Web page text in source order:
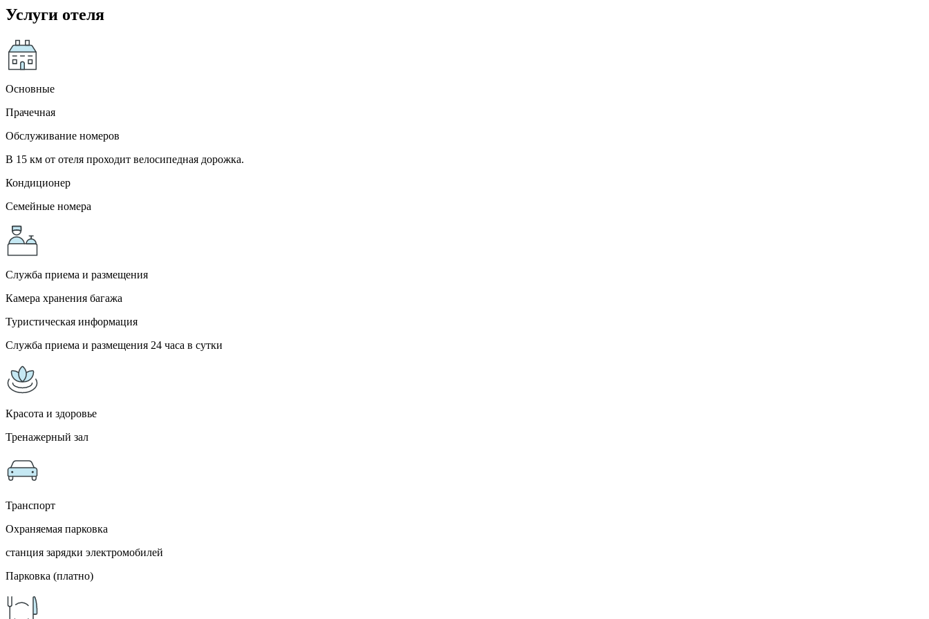
Услуги отеля
Основные
Прачечная
Обслуживание номеров
В 15 км от отеля проходит велосипедная дорожка.
Кондиционер
Семейные номера
Служба приема и размещения
Камера хранения багажа
Туристическая информация
Служба приема и размещения 24 часа в сутки
Красота и здоровье
Тренажерный зал
Транспорт
Охраняемая парковка
станция зарядки электромобилей
Парковка (платно)